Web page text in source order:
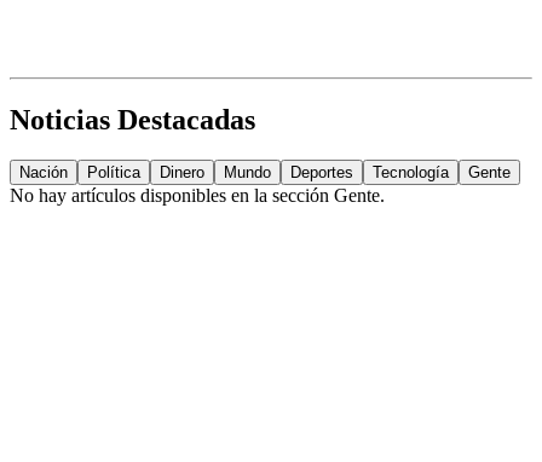
Noticias Destacadas
Nación Política Dinero Mundo Deportes Tecnología Gente
No hay artículos disponibles en la sección Gente.